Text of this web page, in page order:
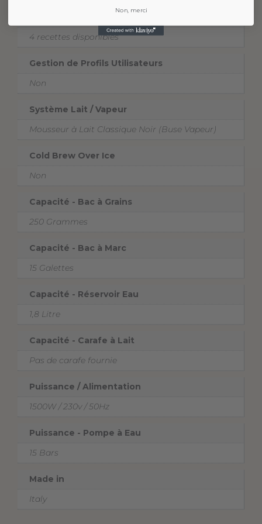
Nombre de Sélections
4 recettes disponibles
Gestion de Profils Utilisateurs
Non
Système Lait / Vapeur
Mousseur à Lait Classique Noir (Buse Vapeur)
Cold Brew Over Ice
Non
Capacité - Bac à Grains
250 Grammes
Capacité - Bac à Marc
15 Galettes
Capacité - Réservoir Eau
1,8 Litre
Capacité - Carafe à Lait
Pas de carafe fournie
Puissance / Alimentation
1500W / 230v / 50Hz
Puissance - Pompe à Eau
15 Bars
Made in
Italy
Non, merci